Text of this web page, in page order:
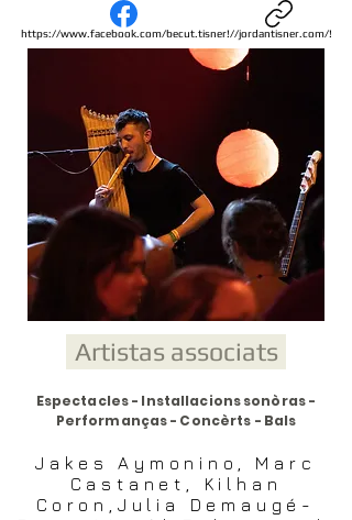
https://www.facebook.com/becut.tisner!//jordantisner.com/!
Artistas associats
Espectacles - Installacions sonòras -
Performanças - Concèrts - Bals
Jakes Aymonino, Marc
Castanet, Kilhan
Coron,Julia Demaugé-